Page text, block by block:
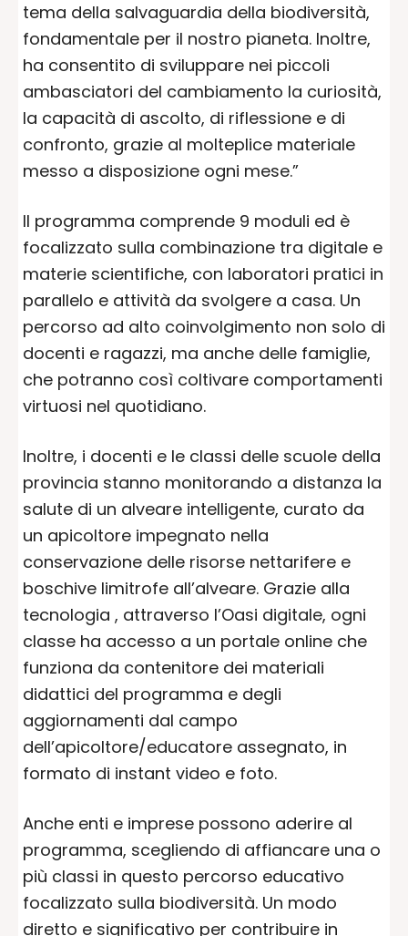
tema della salvaguardia della biodiversità,
fondamentale per il nostro pianeta. Inoltre,
ha consentito di sviluppare nei piccoli
ambasciatori del cambiamento la curiosità,
la capacità di ascolto, di riflessione e di
confronto, grazie al molteplice materiale
messo a disposizione ogni mese.”
Il programma comprende 9 moduli ed è
focalizzato sulla combinazione tra digitale e
materie scientifiche, con laboratori pratici in
parallelo e attività da svolgere a casa. Un
percorso ad alto coinvolgimento non solo di
docenti e ragazzi, ma anche delle famiglie,
che potranno così coltivare comportamenti
virtuosi nel quotidiano.
Inoltre, i docenti e le classi delle scuole della
provincia stanno monitorando a distanza la
salute di un alveare intelligente, curato da
un apicoltore impegnato nella
conservazione delle risorse nettarifere e
boschive limitrofe all’alveare. Grazie alla
tecnologia , attraverso l’Oasi digitale, ogni
classe ha accesso a un portale online che
funziona da contenitore dei materiali
didattici del programma e degli
aggiornamenti dal campo
dell’apicoltore/educatore assegnato, in
formato di instant video e foto.
Anche enti e imprese possono aderire al
programma, scegliendo di affiancare una o
più classi in questo percorso educativo
focalizzato sulla biodiversità. Un modo
diretto e significativo per contribuire in